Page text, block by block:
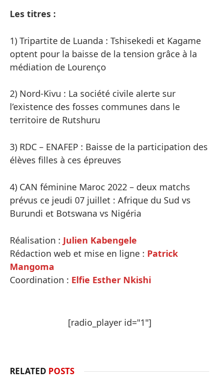
Les titres :
1) Tripartite de Luanda : Tshisekedi et Kagame
optent pour la baisse de la tension grâce à la
médiation de Lourenço
2) Nord-Kivu : La société civile alerte sur
l’existence des fosses communes dans le
territoire de Rutshuru
3) RDC – ENAFEP : Baisse de la participation des
élèves filles à ces épreuves
4) CAN féminine Maroc 2022 – deux matchs
prévus ce jeudi 07 juillet : Afrique du Sud vs
Burundi et Botswana vs Nigéria
Réalisation : Julien Kabengele
Rédaction web et mise en ligne : Patrick
Mangoma
Coordination : Elfie Esther Nkishi
[radio_player id="1"]
RELATED POSTS